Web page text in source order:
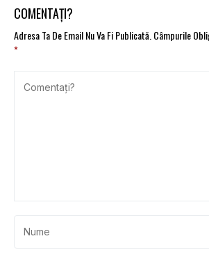
COMENTAȚI?
Adresa Ta De Email Nu Va Fi Publicată. Câmpurile
*